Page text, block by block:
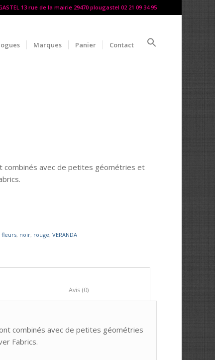
13 rue de la mairie 29470 plougastel 02 21 09 34 95
Marques Panier Contact
combinés avec de petites géométries et
fleurs, noir, rouge,VERANDA
combinés avec de petites géométries
Fabrics.